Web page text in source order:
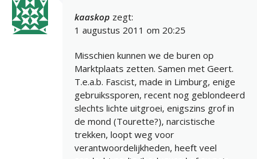
kaaskop zegt:
1 augustus 2011 om 20:25
Misschien kunnen we de buren op
Marktplaats zetten. Samen met Geert.
T.e.a.b. Fascist, made in Limburg, enige
gebruikssporen, recent nog geblondeerd
slechts lichte uitgroei, enigszins grof in
de mond (Tourette?), narcistische
trekken, loopt weg voor
verantwoordelijkheden, heeft veel